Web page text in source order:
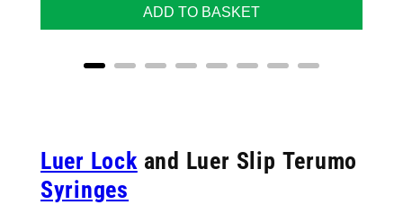
ADD TO BASKET
Luer Lock and Luer Slip Terumo
Syringes